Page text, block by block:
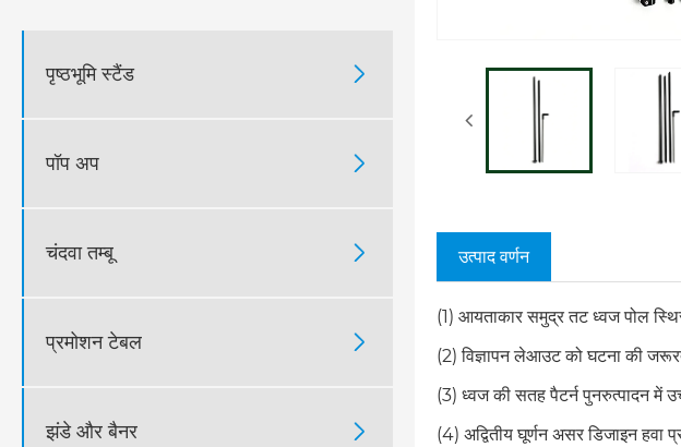
पृष्ठभूमि स्टैंड 
पॉप अप 
चंदवा तम्बू 
प्रमोशन टेबल 
झंडे और बैनर 
उत्पाद वर्णन
(1) आयताकार समुद्र तट ध्वज पोल
(2) विज्ञापन लेआउट को घटना की
(3) ध्वज की सतह पैटर्न पुनरुत्पादन में
(4) अद्वितीय घूर्णन असर डिजाइन हवा